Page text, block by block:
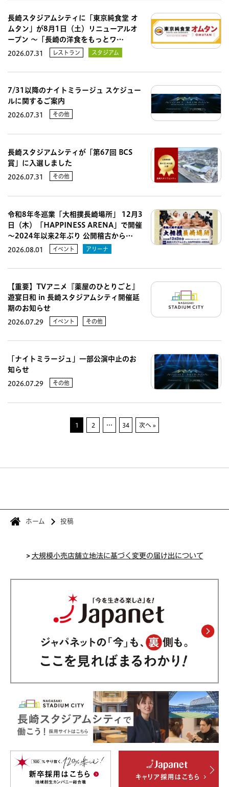
長崎スタジアムシティに「東京純食堂 オ
ムタン」が8月1日（土）リニューアルオ
ープン 〜「長崎の洋食をもっとワ…
2026.07.31 レストラン スタジアム
7/31以降のナイトミラージュ スケジュー
ルに関するご案内
2026.07.31 その他
長崎スタジアムシティが「第67回 BCS
賞」に入選しました
2026.07.31 その他
令和8年冬巡業「大相撲長崎場所」 12月3
日（木）「HAPPINESS ARENA」で開催
～2024年以来2年ぶり 公開稽古から…
2026.08.01 イベント アリーナ
【重要】TVアニメ『薬屋のひとりごと』
遊宴日和 in 長崎スタジアムシティ開催延
期のお知らせ
2026.07.29 イベント その他
「ナイトミラージュ」一部公演中止のお
知らせ
2026.07.29 その他
1 2 … 34 次へ »
ホーム 投稿
>大規模小売店舗立地法に基づく変更の届け出について